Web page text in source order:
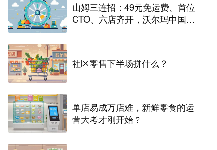
山姆三连招：49元免运费、首位
CTO、六店齐开，沃尔玛中国在
社区零售下半场拼什么？
单店易成万店难，新鲜零食的运
营大考才刚开始？